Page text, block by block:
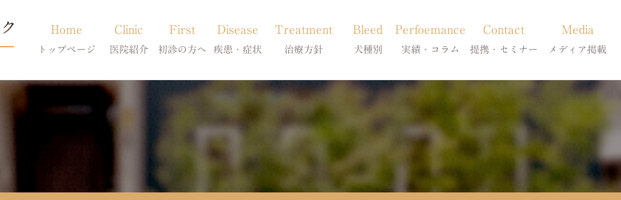
Home
トップページ
Clinic
医院紹介
当院のご紹介
First
初診の方へ
Disease
疾患・症状
アトピー・アレルギー
膿皮症・脂漏症
脱毛症・アロペシアX
Treatment
治療方針
皮膚科特別診療
スキンケア療法
Bleed
犬種別
柴犬の皮膚病
シーズーの皮膚病
フレンチブルドッグの皮膚病
Perfoemance
実績・コラム
犬種別
症状別
Contact
提携・セミナー
診療提携・セミナー開催
Media
メディア掲載
メディア掲載